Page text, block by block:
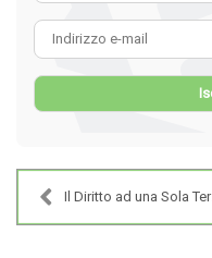
Il Diritto ad una Sola Terra - Il Diritto all'Unic...